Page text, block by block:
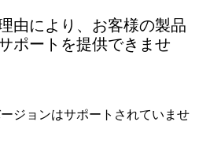
由により、お客様の製品
ポートを提供できませ
ジョンはサポートされていませ